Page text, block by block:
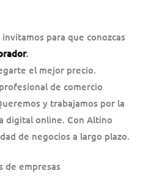
para que conozcas
.
el mejor precio.
de comercio
y trabajamos por la
digital online. Con Altino
de negocios a largo plazo.
de empresas